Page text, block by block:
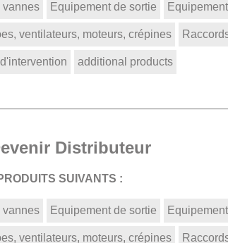
vannes Equipement de sortie
ventilateurs, moteurs, crépines
additional products
Distributeur
SUIVANTS :
vannes Equipement de sortie
ventilateurs, moteurs, crépines